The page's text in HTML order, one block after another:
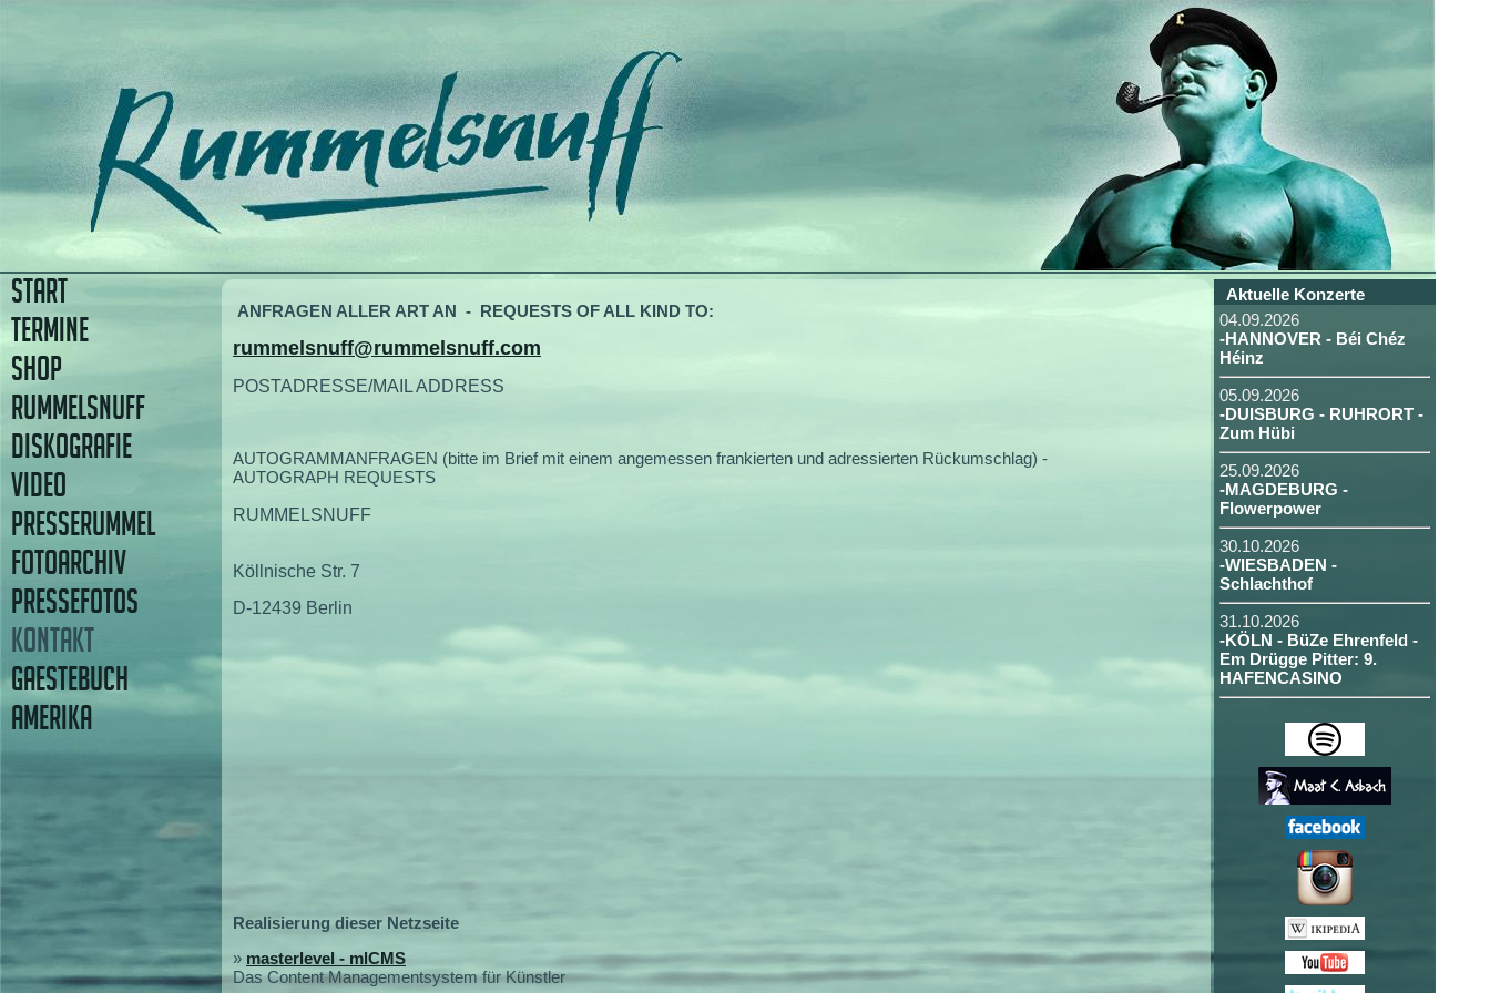
ANFRAGEN ALLER ART AN - REQUESTS OF ALL KIND TO:
rummelsnuff@rummelsnuff.com
POSTADRESSE/MAIL ADDRESS
AUTOGRAMMANFRAGEN (bitte im Brief mit einem angemessen frankierten und adressierten Rückumschlag) -
AUTOGRAPH REQUESTS
RUMMELSNUFF
Köllnische Str. 7
D-12439 Berlin
Realisierung dieser Netzseite
» masterlevel - mlCMS
Das Content Managementsystem für Künstler
START
TERMINE
SHOP
RUMMELSNUFF
DISKOGRAFIE
VIDEO
PRESSERUMMEL
FOTOARCHIV
PRESSEFOTOS
KONTAKT
GAESTEBUCH
AMERIKA
Aktuelle Konzerte
04.09.2026
-HANNOVER - Béi Chéz
Héinz
05.09.2026
-DUISBURG - RUHRORT -
Zum Hübi
25.09.2026
-MAGDEBURG -
Flowerpower
30.10.2026
-WIESBADEN -
Schlachthof
31.10.2026
-KÖLN - BüZe Ehrenfeld -
Em Drügge Pitter: 9.
HAFENCASINO